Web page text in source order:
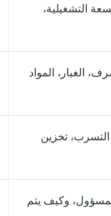
التشغيلية،
الغبار، المواد
التسرب، تخزين
وكيف يتم